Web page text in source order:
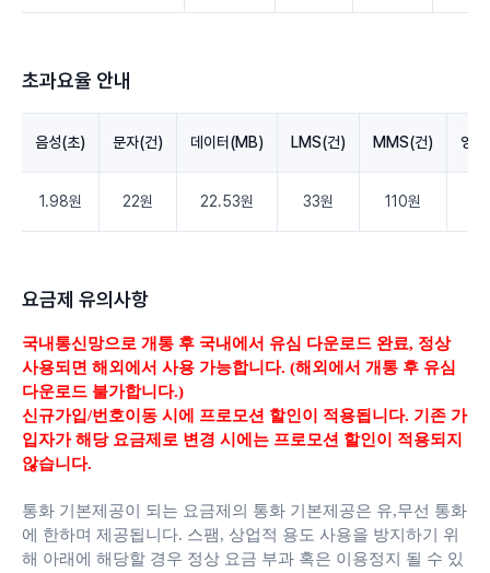
초과요율 안내
음성(초) 문자(건) 데이터(MB) LMS(건) MMS(건) 영
1.98원 22원 22.53원 33원 110원
요금제 유의사항
국내통신망으로 개통 후 국내에서 유심 다운로드 완료, 정상
사용되면 해외에서 사용 가능합니다. (해외에서 개통 후 유심
다운로드 불가합니다.)
신규가입/번호이동 시에 프로모션 할인이 적용됩니다. 기존 가
입자가 해당 요금제로 변경 시에는 프로모션 할인이 적용되지
않습니다.
통화 기본제공이 되는 요금제의 통화 기본제공은 유,무선 통화
에 한하며 제공됩니다. 스팸, 상업적 용도 사용을 방지하기 위
해 아래에 해당할 경우 정상 요금 부과 혹은 이용정지 될 수 있